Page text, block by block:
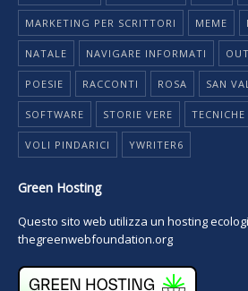
MARKETING PER SCRITTORI MEME
NATALE NAVIGARE INFORMATI
POESIE RACCONTI ROSA SAN
SOFTWARE STORIE VERE TECNICHE
VOLI PINDARICI YWRITER6
Green Hosting
Questo sito web utilizza un hosting
thegreenwebfoundation.org